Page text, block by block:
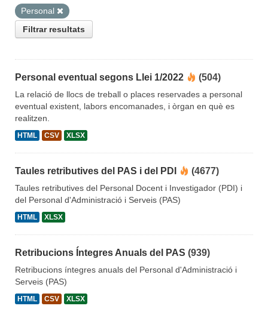
Personal
Filtrar resultats
Personal eventual segons Llei 1/2022 (504)
La relació de llocs de treball o places reservades a personal
eventual existent, labors encomanades, i òrgan en què es
realitzen.
HTML CSV XLSX
Taules retributives del PAS i del PDI (4677)
Taules retributives del Personal Docent i Investigador (PDI) i
del Personal d'Administració i Serveis (PAS)
HTML XLSX
Retribucions Íntegres Anuals del PAS (939)
Retribucions íntegres anuals del Personal d'Administració i
Serveis (PAS)
HTML CSV XLSX